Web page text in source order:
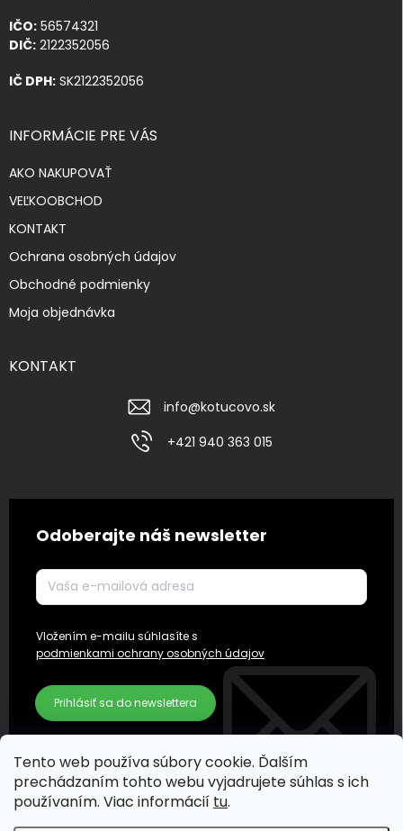
Tento web používa súbory cookie. Ďalším
prechádzaním tohto webu vyjadrujete súhlas s ich
používaním. Viac informácií tu.
IČO: 56574321
DIČ: 2122352056
IČ DPH: SK2122352056
INFORMÁCIE PRE VÁS
AKO NAKUPOVAŤ
VEĽKOOBCHOD
KONTAKT
Ochrana osobných údajov
Obchodné podmienky
Moja objednávka
KONTAKT
info@kotucovo.sk
+421 940 363 015
Odoberajte náš newsletter
Vložením e-mailu súhlasíte s
podmienkami ochrany osobných údajov
Prihlásiť sa do newslettera